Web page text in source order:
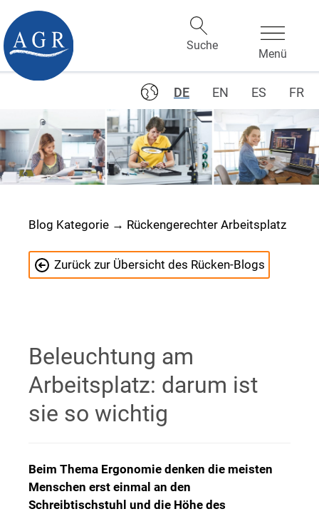
DE EN ES FR
Blog Kategorie → Rückengerechter Arbeitsplatz
Zurück zur Übersicht des Rücken-Blogs
Beleuchtung am
Arbeitsplatz: darum ist
sie so wichtig
Beim Thema Ergonomie denken die meisten
Menschen erst einmal an den
Schreibtischstuhl und die Höhe des